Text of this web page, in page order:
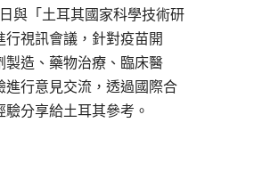
與「土耳其國家科學技術研
行視訊會議，針對疫苗開
製造、藥物治療、臨床醫
進行意見交流，透過國際合
分享給土耳其參考。